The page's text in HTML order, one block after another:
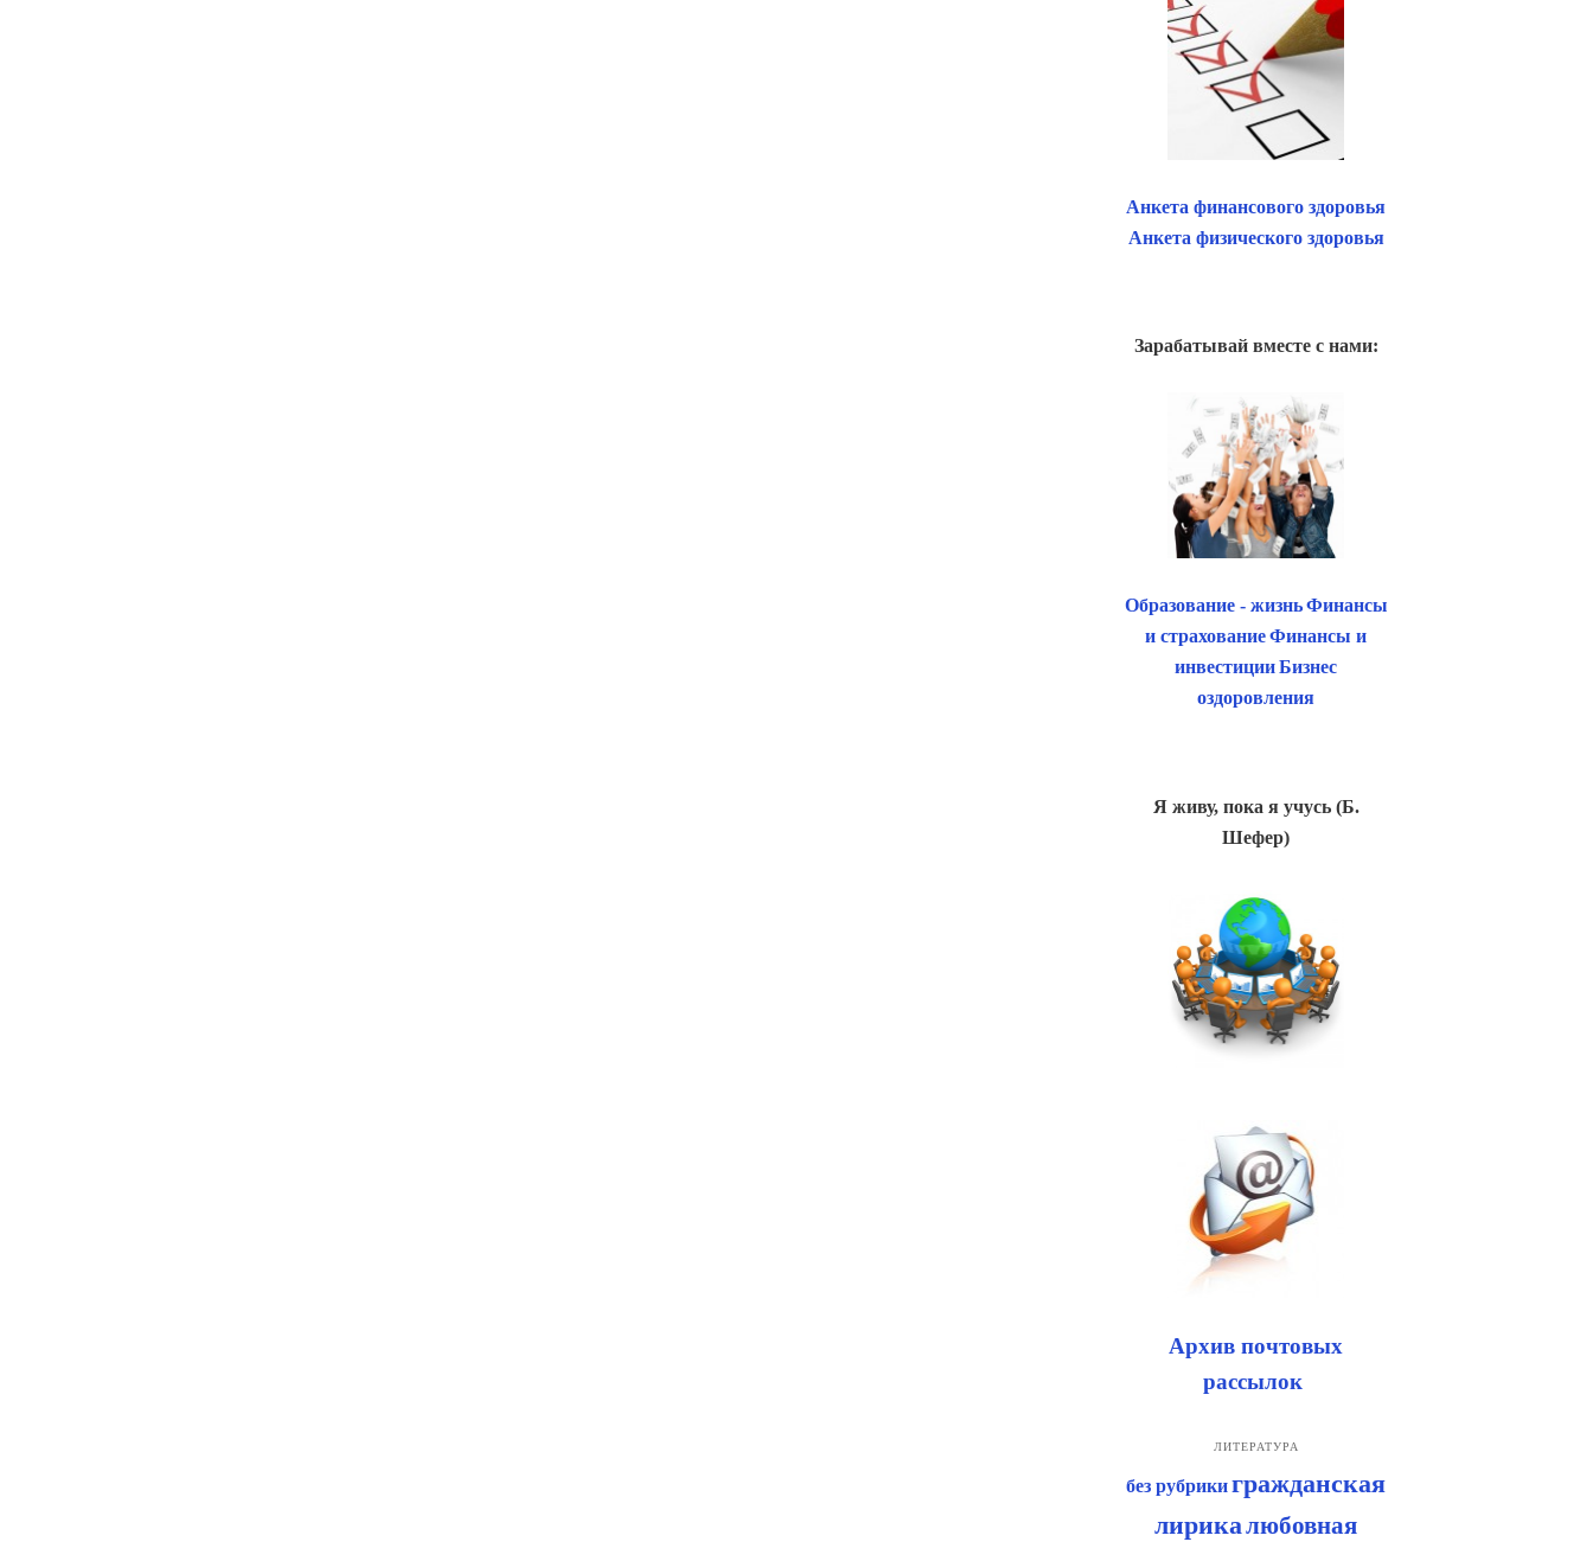
Анкета финансового здоровья
Анкета физического здоровья
Зарабатывай вместе с нами:
Образование - жизньФинансы
и страхованиеФинансы и
инвестицииБизнес
оздоровления
Я живу, пока я учусь (Б.
Шефер)
Архив почтовых
рассылок
ЛИТЕРАТУРА
без рубрикигражданская
лирикалюбовная